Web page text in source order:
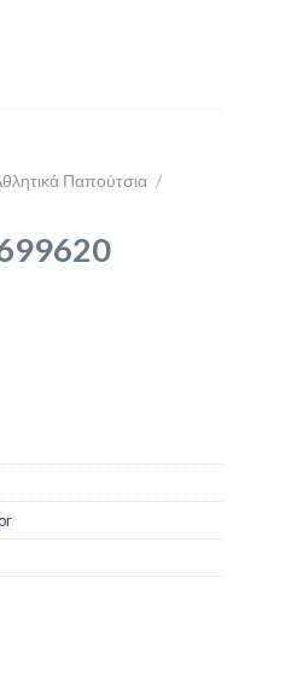
Παπούτσια /